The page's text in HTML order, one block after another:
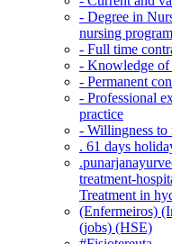
- Degree in
nursing program
- Full time
- Knowledge of
- Permanent
- Professional
practice
- Willingness to
. 61 days
treatment-
Treatment in
(Enfermeiros)
(jobs) (HSE)